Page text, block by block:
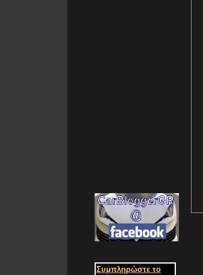
Συμπληρώστε το